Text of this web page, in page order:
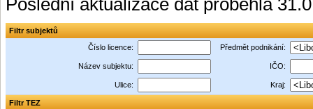
Poslední aktualizace dat proběhla
Filtr subjektů
Číslo licence:
Předmět podnikání:
Název subjektu: IČO:
Ulice: Kraj:
Filtr TEZ